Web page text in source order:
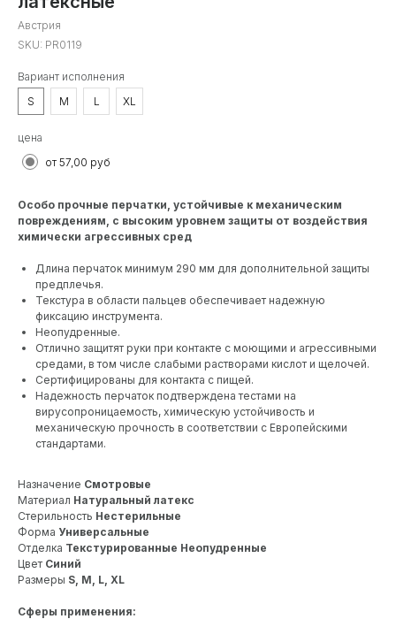
Австрия
SKU: PR0119
Вариант исполнения
S
M L XL
цена
от 57,00 руб
Особо прочные перчатки, устойчивые к механическим
повреждениям, с высоким уровнем защиты от воздействия
химически агрессивных сред
Длина перчаток минимум 290 мм для дополнительной защиты
предплечья.
Текстура в области пальцев обеспечивает надежную
фиксацию инструмента.
Неопудренные.
Отлично защитят руки при контакте с моющими и агрессивными
средами, в том числе слабыми растворами кислот и щелочей.
Сертифицированы для контакта с пищей.
Надежность перчаток подтверждена тестами на
вирусопроницаемость, химическую устойчивость и
механическую прочность в соответствии с Европейскими
стандартами.
Назначение Смотровые
Материал Натуральный латекс
Стерильность Нестерильные
Форма Универсальные
Отделка Текстурированные Неопудренные
Цвет Синий
Размеры S, M, L, XL
Сферы применения: